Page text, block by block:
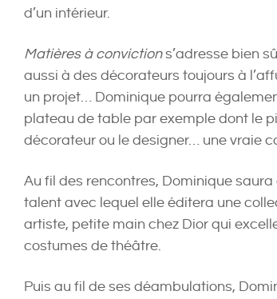
d’un intérieur.
Matières à convictions’adresse bien
aussi à des décorateurs toujours à
un projet… Dominique pourra
plateau de table par exemple dont le
décorateur ou le designer… une vraie
Au fil des rencontres, Dominique saura
talent avec lequel elle éditera une
artiste, petite main chez Dior qui
costumes de théâtre.
Puis au fil de ses déambulations,